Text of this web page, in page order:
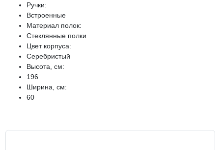
Ручки:
Встроенные
Материал полок:
Стеклянные полки
Цвет корпуса:
Серебристый
Высота, см:
196
Ширина, см:
60